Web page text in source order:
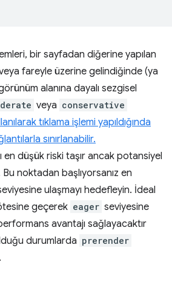
bir sayfadan diğerine yapılan
fareyle üzerine gelindiğinde (ya
alanına dayalı sezgisel
veya conservative
tıklama işlemi yapıldığında
sınırlanabilir.
en düşük riski taşır ancak potansiyel
noktadan başlıyorsanız en
ulaşmayı hedefleyin. İdeal
geçerek eager seviyesine
avantajı sağlayacaktır
durumlarda prerender